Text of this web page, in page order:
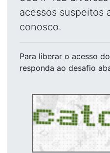
acessos suspeitos
conosco.
Para liberar o acesso
responda ao desafio